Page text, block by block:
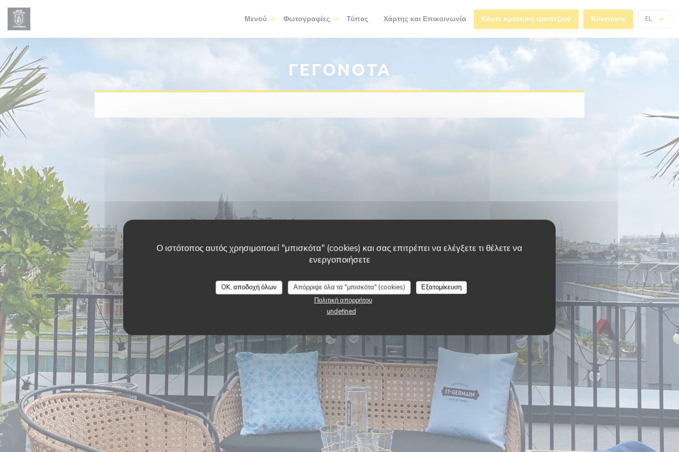
Πίνακας διαχείρισης "Μπισκότων" (Cookies)
Ο ιστότοπος αυτός χρησιμοποιεί "μπισκότα" (cookies) και σας επιτρέπει να ελέγξετε τι θέλετε να
ενεργοποιήσετε
OK, αποδοχή όλων Απόρριψε όλα τα "μπισκότα" (cookies)
Εξατομίκευση
Πολιτική απορρήτου
undefined
Μενού Φωτογραφίες Τύπος ((ανοίγει σε νέο παράθυρο))
Χάρτης και Επικοινωνία Κάντε κράτηση τραπεζιού Κουπόνια EL
ΓΕΓΟΝΌΤΑ